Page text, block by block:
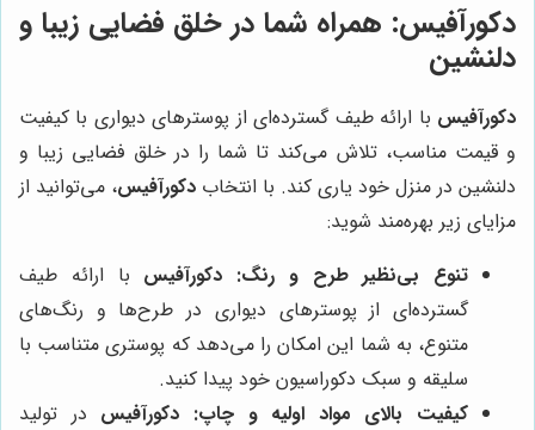
دکورآفیس: همراه شما در خلق فضایی زیبا و
دلنشین
دکورآفیس با ارائه طیف گسترده‌ای از پوسترهای دیواری با کیفیت
و قیمت مناسب، تلاش می‌کند تا شما را در خلق فضایی زیبا و
دلنشین در منزل خود یاری کند. با انتخاب دکورآفیس، می‌توانید از
مزایای زیر بهره‌مند شوید:
تنوع بی‌نظیر طرح و رنگ: دکورآفیس با ارائه طیف
گسترده‌ای از پوسترهای دیواری در طرح‌ها و رنگ‌های
متنوع، به شما این امکان را می‌دهد که پوستری متناسب با
سلیقه و سبک دکوراسیون خود پیدا کنید.
کیفیت بالای مواد اولیه و چاپ: دکورآفیس در تولید